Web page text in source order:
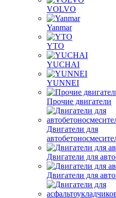
VOLVO
Yanmar
YTO
YUCHAI
YUNNEI
Прочие двигатели
Двигатели для
Двигатели для
Двигатели для